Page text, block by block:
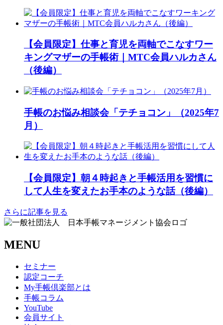
【会員限定】仕事と育児を両軸でこなすワー
キングマザーの手帳術｜MTC会員ハルカさん
（後編）
手帳のお悩み相談会「テチョコン」（2025年7
月）
【会員限定】朝４時起きと手帳活用を習慣に
して人生を変えたお手本のような話（後編）
さらに記事を見る
MENU
セミナー
認定コーチ
My手帳倶楽部とは
手帳コラム
YouTube
会員サイト